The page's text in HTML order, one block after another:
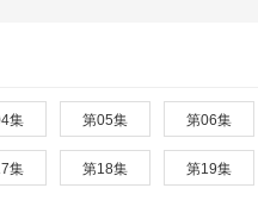
集 第05集 第06集
集 第18集 第19集